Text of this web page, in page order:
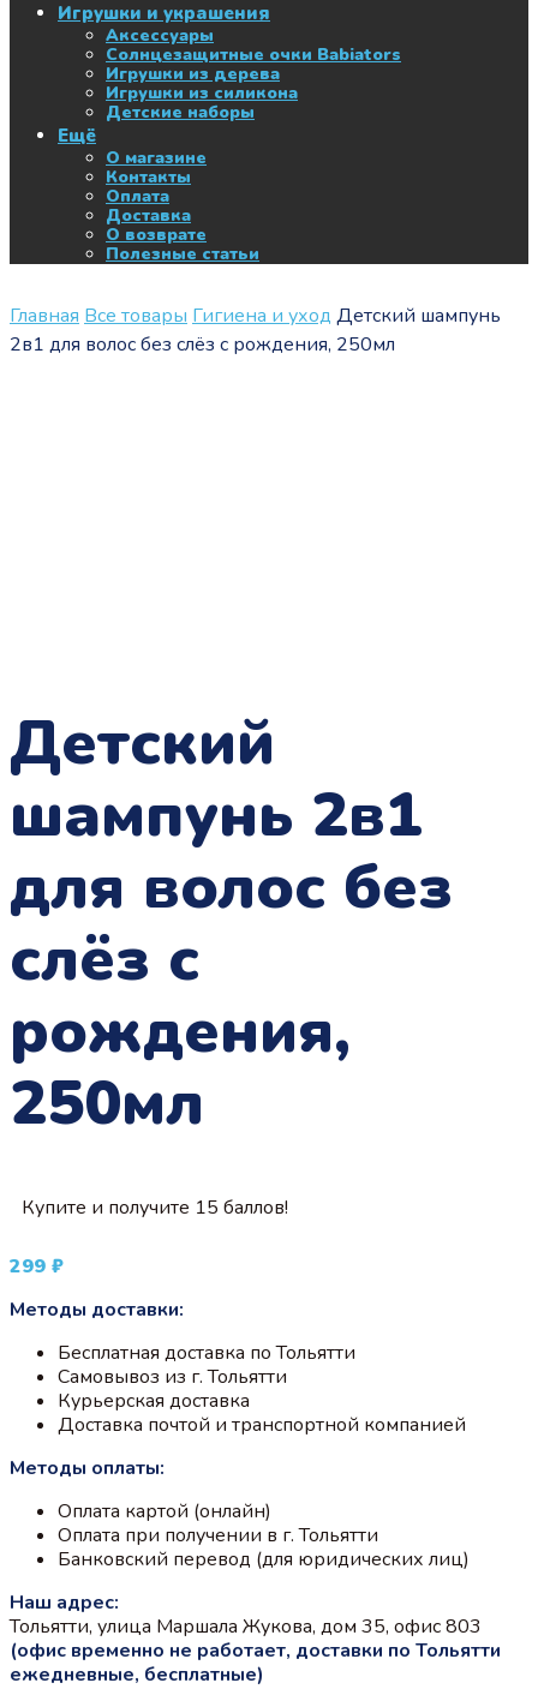
Игрушки и украшения
Аксессуары
Солнцезащитные очки Babiators
Игрушки из дерева
Игрушки из силикона
Детские наборы
Ещё
О магазине
Контакты
Оплата
Доставка
О возврате
Полезные статьи
Главная Все товары Гигиена и уход Детский шампунь
2в1 для волос без слёз с рождения, 250мл
Детский
шампунь 2в1
для волос без
слёз с
рождения,
250мл
Купите и получите 15 баллов!
299 ₽
Методы доставки:
Бесплатная доставка по Тольятти
Самовывоз из г. Тольятти
Курьерская доставка
Доставка почтой и транспортной компанией
Методы оплаты:
Оплата картой (онлайн)
Оплата при получении в г. Тольятти
Банковский перевод (для юридических лиц)
Наш адрес:
Тольятти, улица Маршала Жукова, дом 35, офис 803
(офис временно не работает, доставки по Тольятти
ежедневные, бесплатные)